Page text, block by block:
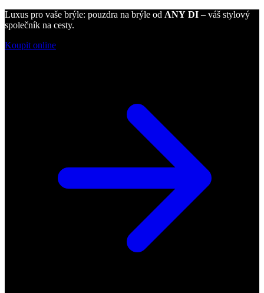
Luxus pro vaše brýle: pouzdra na brýle od ANY DI – váš stylový
společník na cesty.
Koupit online